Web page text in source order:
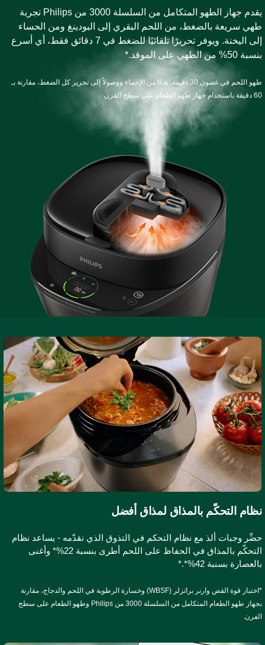
يقدم جهاز الطهو المتكامل من السلسلة 3000 من Philips تجربة
سريعة بالضغط، من اللحم البقري إلى البودينغ ومن الحساء
إلى اليخنة. ويوفر تحريرًا تلقائيًا للضغط في 7 دقائق فقط، أي أسرع
50% من الطهي على الموقد.*
طهو اللحم في غضون 30 دقيقة، بدءًا من الإحماء ووصولاً إلى تحرير كل الضغط، مقارنة بـ
طهو الطعام على سطح الفرن
التحكّم بالمذاق لمذاق أفضل
وجبات ألذ مع نظام التحكم في التذوق الذي نقدّمه - يساعد نظام
التحكّم بالمذاق في الحفاظ على اللحم أطرى بنسبة 22%* وأغنى
بسنبة 42%*.*
*اختبار قوة القص وارنر براتزلر (WBSF) وخسارة الرطوبة في اللحم والدجاج، مقارنة
بجهاز طهو الطعام المتكامل من السلسلة 3000 من Philips وطهو الطعام على سطح